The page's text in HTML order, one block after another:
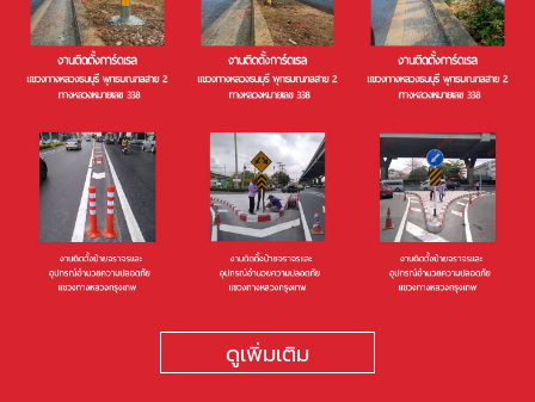
ดูเพิ่มเติม